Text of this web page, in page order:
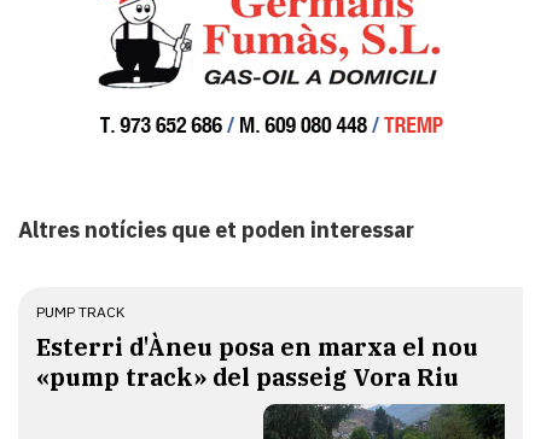
Altres notícies que et poden interessar
PUMP TRACK
Esterri d'Àneu posa en marxa el nou
«pump track» del passeig Vora Riu